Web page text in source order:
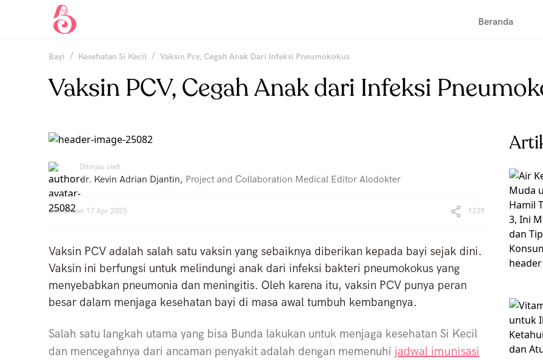
Beranda
Bayi / Kesehatan Si Kecil / Vaksin Pcv, Cegah Anak Dari Infeksi Pneumokokus
Vaksin PCV, Cegah Anak dari Infeksi
Ditinjau oleh
dr. Kevin Adrian Djantin, Project and Collaboration Medical Editor Alodokter
Diterbitkan 17 Apr 2025 1339
Vaksin PCV adalah salah satu vaksin yang sebaiknya diberikan kepada bayi sejak dini.
Vaksin ini berfungsi untuk melindungi anak dari infeksi bakteri pneumokokus yang
menyebabkan pneumonia dan meningitis. Oleh karena itu, vaksin PCV punya peran
besar dalam menjaga kesehatan bayi di masa awal tumbuh kembangnya.
Salah satu langkah utama yang bisa Bunda lakukan untuk menjaga kesehatan Si Kecil
dan mencegahnya dari ancaman penyakit adalah dengan memenuhi jadwal imunisasi